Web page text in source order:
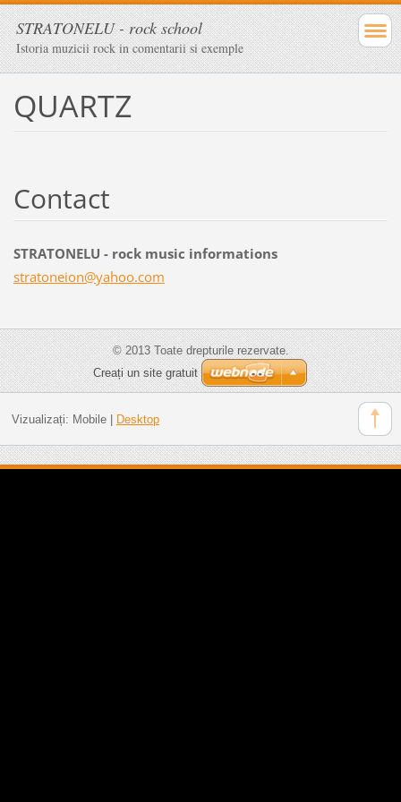
STRATONELU - rock school
Istoria muzicii rock in comentarii si exemple
QUARTZ
Contact
STRATONELU - rock music informations
stratoneion@yahoo.com
© 2013 Toate drepturile rezervate.
Creați un site gratuit
Vizualizați: Mobile| Desktop